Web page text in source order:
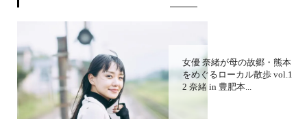
女優 奈緒が母の故郷・熊本
をめぐるローカル散歩 vol.1
2 奈緒 in 豊肥本...